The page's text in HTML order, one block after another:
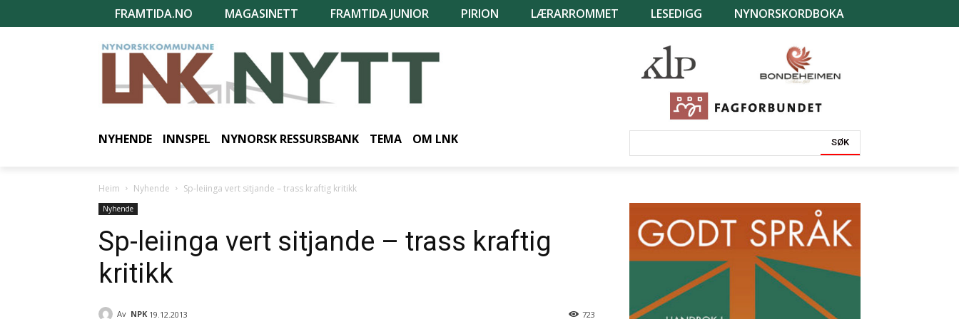
FRAMTIDA.NO MAGASINETT FRAMTIDA JUNIOR PIRION LÆRARROMMET LESEDIGG NYNORSKORDBOKA
NYHENDE INNSPEL NYNORSK RESSURSBANK TEMA OM LNK SØK
Heim Nyhende Sp-leiinga vert sitjande – trass kraftig kritikk
Nyhende
Sp-leiinga vert sitjande – trass kraftig
kritikk
Av NPK 19.12.2013 723